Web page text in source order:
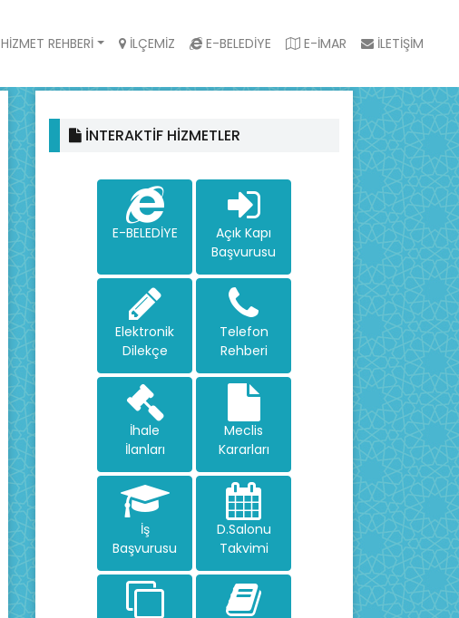
HİZMET REHBERİ İLÇEMİZ E-BELEDİYE E-İMAR İLETİŞİM
İNTERAKTİF HİZMETLER
E-BELEDİYE
Açık Kapı
Başvurusu
Elektronik
Dilekçe
Telefon
Rehberi
İhale
İlanları
Meclis
Kararları
İş
Başvurusu
D.Salonu
Takvimi